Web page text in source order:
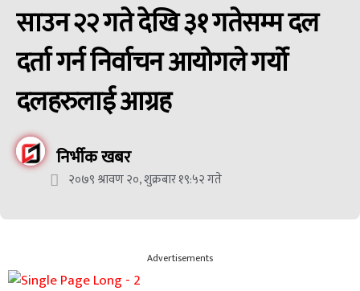
साउन २२ गते देखि ३१ गतेसम्म दल
दर्ता गर्न निर्वाचन आयोगले गर्यो
दलहरुलाई आग्रह
निर्भीक खबर
२०७९ श्रावण २०, शुक्रबार १९:५२ गते
Advertisements